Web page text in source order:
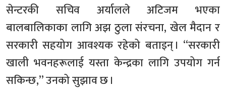
सेन्टरकी सचिव अर्यालले अटिजम भएका
बालबालिकाका लागि अझ ठुला संरचना, खेल मैदान र
सरकारी सहयोग आवश्यक रहेको बताइन् । “सरकारी
खाली भवनहरूलाई यस्ता केन्द्रका लागि उपयोग गर्न
सकिन्छ,” उनको सुझाव छ ।